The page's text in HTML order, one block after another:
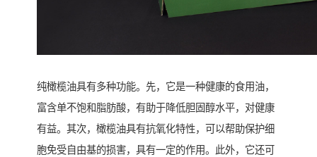
纯橄榄油具有多种功能。先，它是一种健康的食用油，
富含单不饱和脂肪酸，有助于降低胆固醇水平，对健康
有益。其次，橄榄油具有抗氧化特性，可以帮助保护细
胞免受自由基的损害，具有一定的作用。此外，它还可